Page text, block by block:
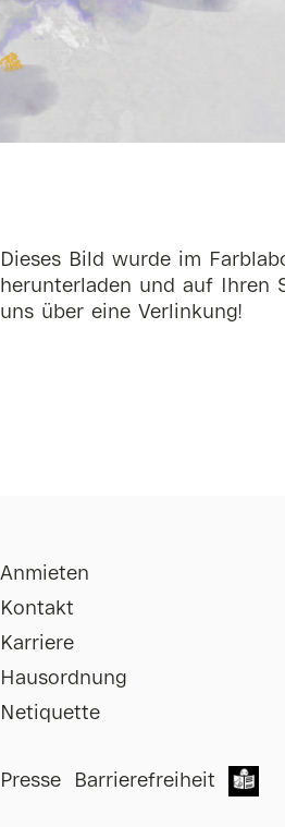
Presse Barrierefreiheit
Dieses Bild wurde im
herunterladen und auf Ihren
uns über eine Verlinkung!
Anmieten
Kontakt
Karriere
Hausordnung
Netiquette
Datenschutz